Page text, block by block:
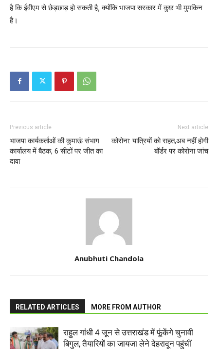
है कि ईवीएम से छेड़छाड़ हो सकती है, क्योंकि भाजपा सरकार में कुछ भी मुमकिन
है।
Previous article
भाजपा कार्यकर्ताओं की कुमाऊं संभाग
कार्यालय में बैठक, 6 सीटों पर जीत का
दावा
Next article
कोरोना: यात्रियों को राहत,अब नहीं होगी
बॉर्डर पर कोरोना जांच
Anubhuti Chandola
RELATED ARTICLES MORE FROM AUTHOR
राहुल गांधी 4 जून से उत्तराखंड में फूंकेंगे चुनावी
बिगुल, तैयारियों का जायजा लेने देहरादून पहुंचीं